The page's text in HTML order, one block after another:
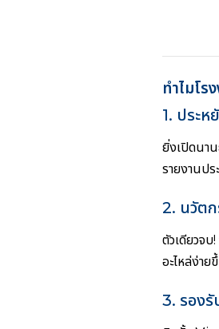
ทำไมโร
1. ประ
ยิ่งเปิดนา
รายงานป
2. นวัต
ตัวเดียวจ
อะไหล่ง่าย
3. รอง